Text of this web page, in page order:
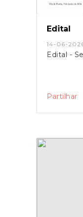
Edital
14-06-
Edital -
Partilhar